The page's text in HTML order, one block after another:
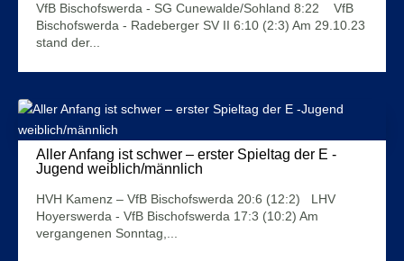
VfB Bischofswerda - SG Cunewalde/Sohland 8:22 VfB
Bischofswerda - Radeberger SV II 6:10 (2:3) Am 29.10.23
stand der...
Aller Anfang ist schwer – erster Spieltag der E -
Jugend weiblich/männlich
HVH Kamenz – VfB Bischofswerda 20:6 (12:2) LHV
Hoyerswerda - VfB Bischofswerda 17:3 (10:2) Am
vergangenen Sonntag,...